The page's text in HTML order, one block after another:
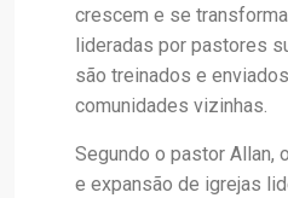
crescem e se
lideradas por pastores
são treinados e
comunidades vizinhas.
Segundo o pastor Allan,
e expansão de igrejas